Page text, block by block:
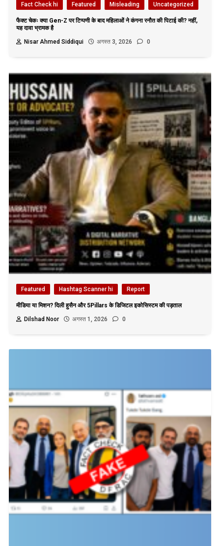
Fact Check hi Featured Misleading Uncategorized
फैक्ट चेकः क्या Gen-Z पर टिप्पणी के बाद महिलाओं ने कंगना रनौत की पिटाई की? नहीं,
यह दावा भ्रामक है
Nisar Ahmed Siddiqui
अगस्त 3, 2026 0
Featured Hashtag Scanner hi Report
मीडिया या मिशन? दिली हुसैन और 5Pillars के डिजिटल इकोसिस्टम की पड़ताल
Dilshad Noor
अगस्त 1, 2026 0